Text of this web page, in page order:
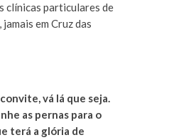
clínicas particulares de
em Cruz das
vá lá que seja.
as pernas para o
terá a glória de